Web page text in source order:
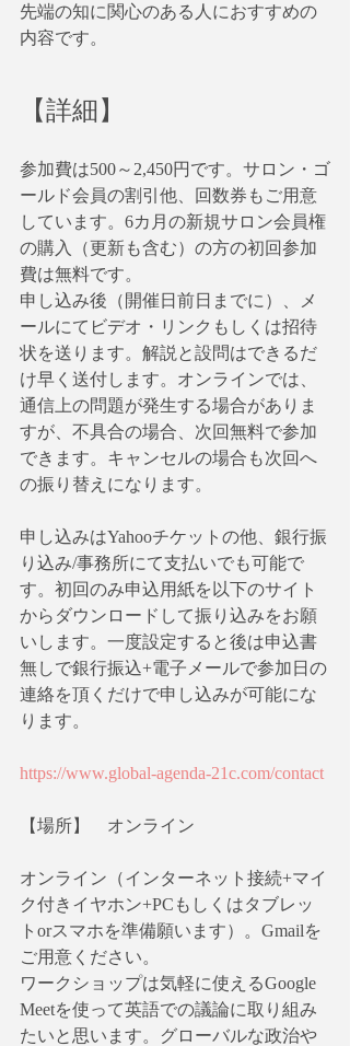
先端の知に関心のある人におすすめの
内容です。
【詳細】
参加費は500～2,450円です。サロン・ゴ
ールド会員の割引他、回数券もご用意
しています。6カ月の新規サロン会員権
の購入（更新も含む）の方の初回参加
費は無料です。
申し込み後（開催日前日までに）、メ
ールにてビデオ・リンクもしくは招待
状を送ります。解説と設問はできるだ
け早く送付します。オンラインでは、
通信上の問題が発生する場合がありま
すが、不具合の場合、次回無料で参加
できます。キャンセルの場合も次回へ
の振り替えになります。
申し込みはYahooチケットの他、銀行振
り込み/事務所にて支払いでも可能で
す。初回のみ申込用紙を以下のサイト
からダウンロードして振り込みをお願
いします。一度設定すると後は申込書
無しで銀行振込+電子メールで参加日の
連絡を頂くだけで申し込みが可能にな
ります。
https://www.global-agenda-21c.com/contact
【場所】　オンライン
オンライン（インターネット接続+マイ
ク付きイヤホン+PCもしくはタブレッ
トorスマホを準備願います）。Gmailを
ご用意ください。
ワークショップは気軽に使えるGoogle
Meetを使って英語での議論に取り組み
たいと思います。グローバルな政治や